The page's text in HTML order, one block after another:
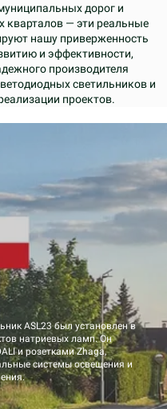
дорог и
кварталов — эти реальные
нашу приверженность
и эффективности,
производителя
светильников и
проектов.
ASL23 был установлен в
натриевых ламп. Он
и розетками Zhaga,
системы освещения и